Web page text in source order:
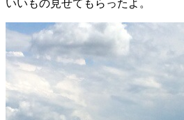
いいもの見せてもらったよ。